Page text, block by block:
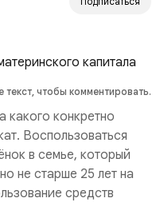
текст, чтобы комментировать.
какого конкретно
Воспользоваться
в семье, который
не старше 25 лет на
средств